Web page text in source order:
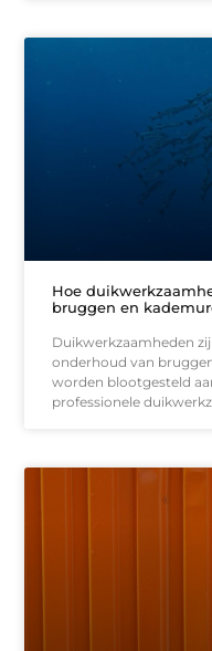
Hoe
bruggen en
Duikwerkzaamheden
onderhoud van
worden blootgesteld
professionele